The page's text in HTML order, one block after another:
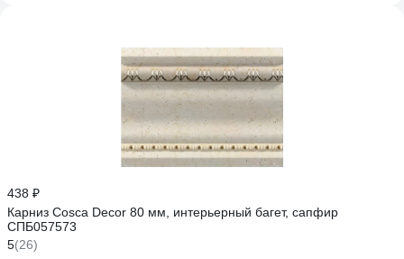
438 ₽
Карниз Cosca Decor 80 мм, интерьерный багет, сапфир
СПБ057573
5(26)